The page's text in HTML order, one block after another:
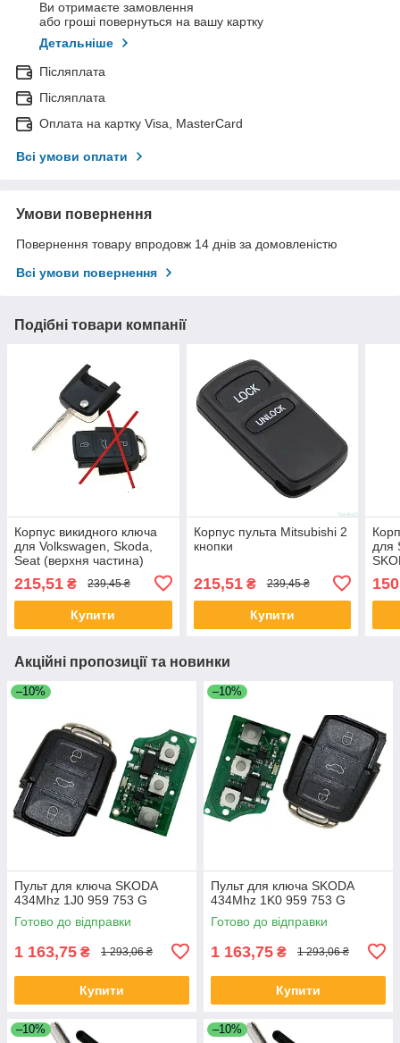
Ви отримаєте замовлення
або гроші повернуться на вашу картку
Детальніше
Післяплата
Післяплата
Оплата на картку Visa, MasterCard
Всі умови оплати
Умови повернення
Повернення товару впродовж 14 днів за домовленістю
Всі умови повернення
Подібні товари компанії
Корпус викидного ключа
для Volkswagen, Skoda,
Seat (верхня частина)
215,51 ₴ 239,45 ₴
Купити
Корпус пульта Mitsubishi 2
кнопки
215,51₴ 239,45 ₴
Купити
для
Акційні пропозиції та новинки
–10%
Пульт для ключа SKODA
434Mhz 1J0 959 753 G
Готово до відправки
1 163,75 ₴ 1 293,06 ₴
Купити
–10%
Пульт для ключа SKODA
434Mhz 1K0 959 753 G
Готово до відправки
1 163,75 ₴ 1 293,06 ₴
Купити
–10% –10%